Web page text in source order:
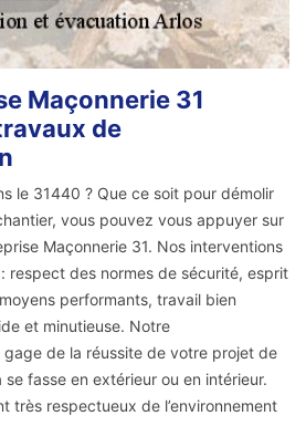
Maçonnerie 31
de
le 31440 ? Que ce soit pour démolir
vous pouvez vous appuyer sur
Maçonnerie 31. Nos interventions
respect des normes de sécurité, esprit
performants, travail bien
et minutieuse. Notre
gage de la réussite de votre projet de
fasse en extérieur ou en intérieur.
très respectueux de l’environnement